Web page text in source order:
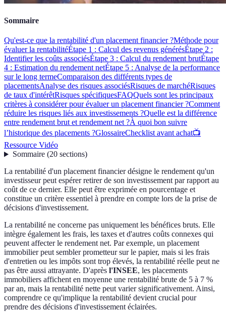
Sommaire
Qu'est-ce que la rentabilité d'un placement financier ?Méthode pour
évaluer la rentabilitéÉtape 1 : Calcul des revenus générésÉtape 2 :
Identifier les coûts associésÉtape 3 : Calcul du rendement brutÉtape
4 : Estimation du rendement netÉtape 5 : Analyse de la performance
sur le long termeComparaison des différents types de
placementsAnalyse des risques associésRisques de marchéRisques
de taux d'intérêtRisques spécifiquesFAQQuels sont les principaux
critères à considérer pour évaluer un placement financier ?Comment
réduire les risques liés aux investissements ?Quelle est la différence
entre rendement brut et rendement net ?À quoi bon suivre
l’historique des placements ?GlossaireChecklist avant achat📺
Ressource Vidéo
Sommaire(20 sections)
La rentabilité d'un placement financier désigne le rendement qu'un
investisseur peut espérer retirer de son investissement par rapport au
coût de ce dernier. Elle peut être exprimée en pourcentage et
constitue un critère essentiel à prendre en compte lors de la prise de
décisions d'investissement.
La rentabilité ne concerne pas uniquement les bénéfices bruts. Elle
intègre également les frais, les taxes et d'autres coûts connexes qui
peuvent affecter le rendement net. Par exemple, un placement
immobilier peut sembler prometteur sur le papier, mais si les frais
d'entretien ou les impôts sont trop élevés, la rentabilité réelle peut ne
pas être aussi attrayante. D'après l'INSEE, les placements
immobiliers affichent en moyenne une rentabilité brute de 5 à 7 %
par an, mais la rentabilité nette peut varier significativement. Ainsi,
comprendre ce qu'implique la rentabilité devient crucial pour
prendre des décisions d'investissement éclairées.